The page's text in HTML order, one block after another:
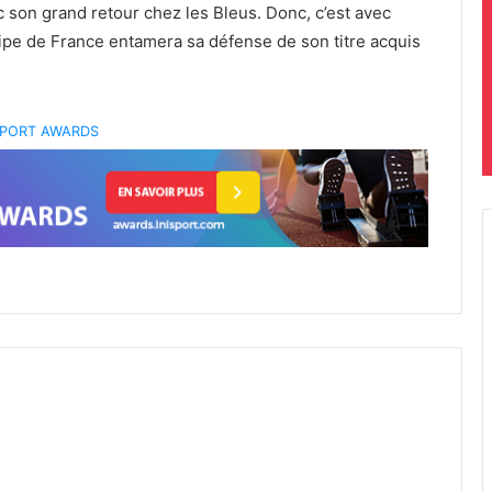
grand retour chez les Bleus. Donc, c’est avec
de France entamera sa défense de son titre acquis
AWARDS